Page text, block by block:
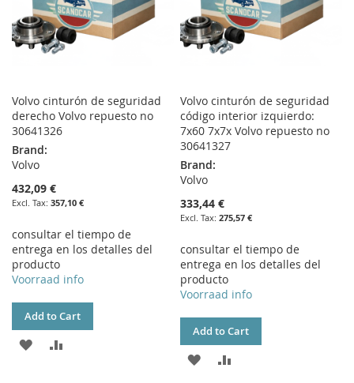
Volvo cinturón de seguridad
derecho Volvo repuesto no
30641326
Brand:
Volvo
432,09 €
357,10 €
consultar el tiempo de
entrega en los detalles del
producto
Voorraad info
Add to Cart
ADD
Volvo cinturón de seguridad
código interior izquierdo:
7x60 7x7x Volvo repuesto no
30641327
Brand:
Volvo
333,44 €
275,57 €
consultar el tiempo de
entrega en los detalles del
producto
Voorraad info
Add to Cart
ADD